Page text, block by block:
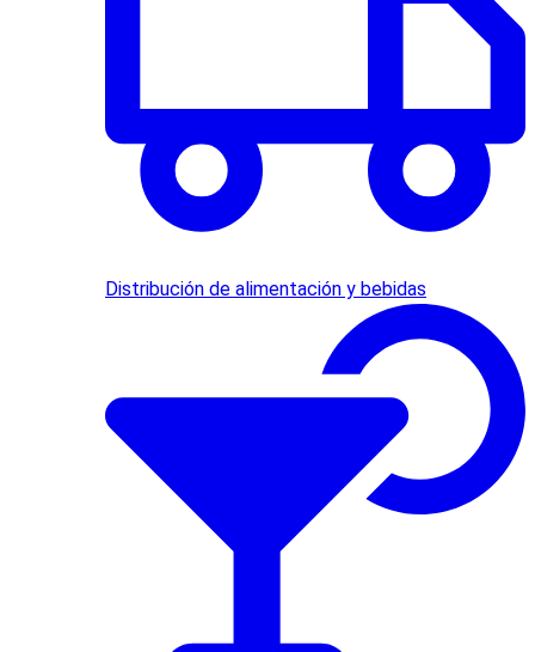
Distribución de alimentación y bebidas